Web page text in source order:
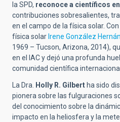
la SPD, reconoce a científicos
contribuciones sobresalientes,
en el campo de la física solar.
física solar Irene González
1969 – Tucson, Arizona, 2014),
en el IAC y dejó una profunda
comunidad científica
La Dra. Holly R. Gilbert ha sido
pionera sobre las fulguraciones
del conocimiento sobre la
impacto en la heliosfera y la